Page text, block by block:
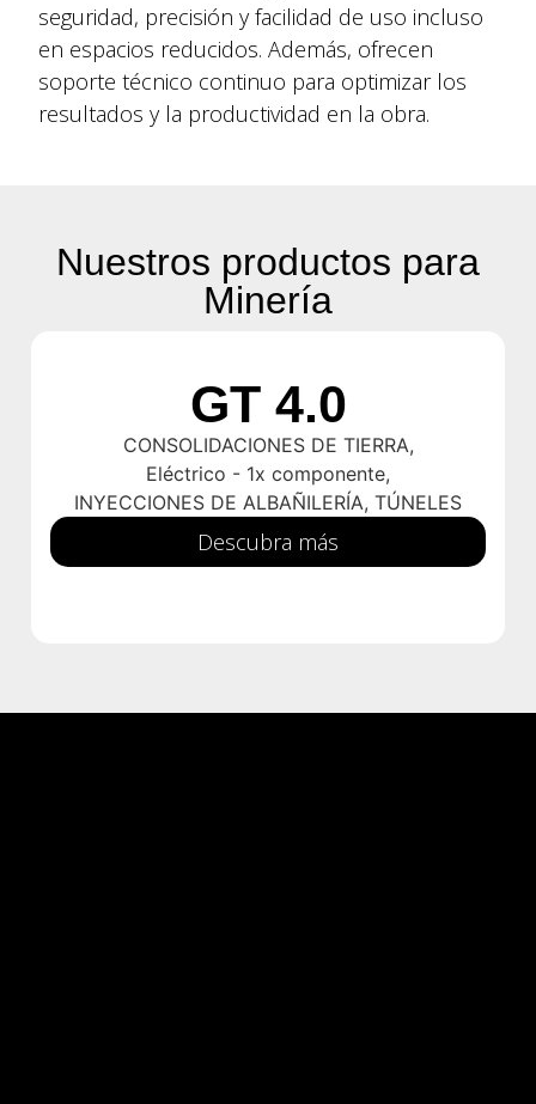
seguridad, precisión y facilidad de uso incluso
en espacios reducidos. Además, ofrecen
soporte técnico continuo para optimizar los
resultados y la productividad en la obra.
Nuestros productos para
Minería
GT 4.0
CONSOLIDACIONES DE TIERRA,
Eléctrico - 1x componente,
INYECCIONES DE ALBAÑILERÍA, TÚNELES
Descubra más